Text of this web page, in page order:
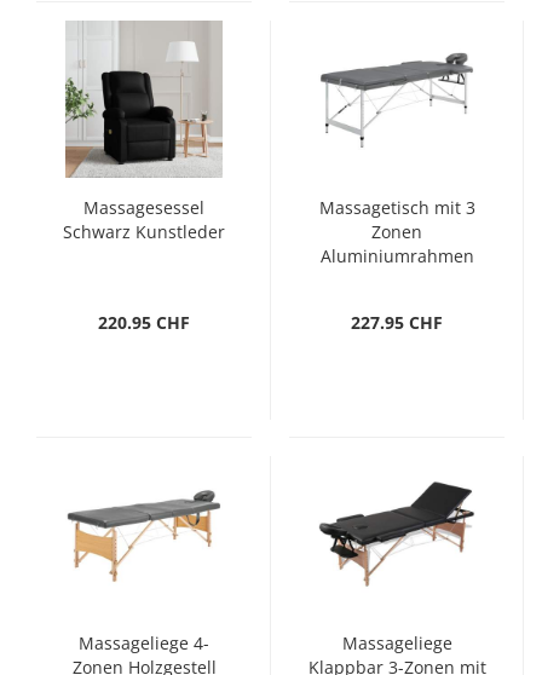
Massagesessel
Schwarz Kunstleder
220.95 CHF
Massagetisch mit 3
Zonen
Aluminiumrahmen
227.95 CHF
Massageliege 4-
Zonen Holzgestell
Massageliege
Klappbar 3-Zonen mit